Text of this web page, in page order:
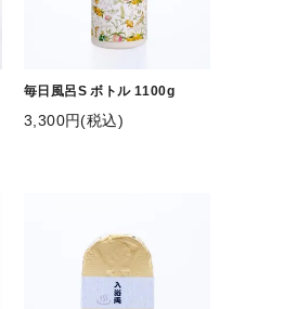
毎日風呂S ボトル 1100g
3,300円(税込)